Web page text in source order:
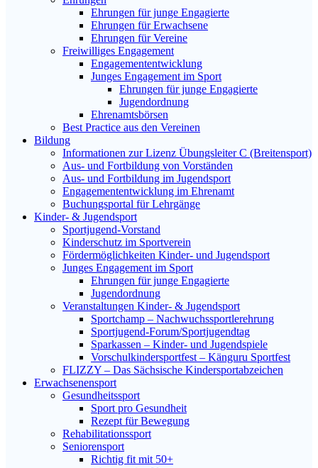
Ehrungen für junge Engagierte
Ehrungen für Erwachsene
Ehrungen für Vereine
Freiwilliges Engagement
Engagemententwicklung
Junges Engagement im Sport
Ehrungen für junge Engagierte
Jugendordnung
Ehrenamtsbörsen
Best Practice aus den Vereinen
Bildung
Informationen zur Lizenz Übungsleiter C (Breitensport)
Aus- und Fortbildung von Vorständen
Aus- und Fortbildung im Jugendsport
Engagemententwicklung im Ehrenamt
Buchungsportal für Lehrgänge
Kinder- & Jugendsport
Sportjugend-Vorstand
Kinderschutz im Sportverein
Fördermöglichkeiten Kinder- und Jugendsport
Junges Engagement im Sport
Ehrungen für junge Engagierte
Jugendordnung
Veranstaltungen Kinder- & Jugendsport
Sportchamp – Nach­wuchs­sportler­ehrung
Sportjugend-Forum/Sport­jugend­tag
Sparkassen – Kinder- und Jugendspiele
Vorschulkindersportfest – Känguru Sportfest
FLIZZY – Das Sächsische Kindersportabzeichen
Erwachsenensport
Gesundheitssport
Sport pro Gesundheit
Rezept für Bewegung
Rehabilitationssport
Seniorensport
Richtig fit mit 50+